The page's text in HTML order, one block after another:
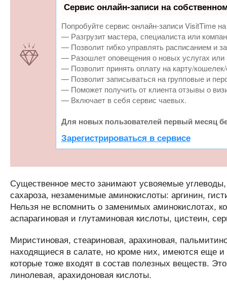
Сервис онлайн-записи на
Попробуйте сервис онлайн-записи VisitTime
— Разгрузит мастера, специалиста или
— Позволит гибко управлять расписанием и
— Разошлет оповещения о новых услугах или
— Позволит принять оплату на карту/кошелек/
— Позволит записываться на групповые и
— Поможет получить от клиента отзывы о
— Включает в себя сервис чаевых.
Для новых пользователей первый месяц
Зарегистрироваться в сервисе
Существенное место занимают усвояемые
сахароза, незаменимые аминокислоты: аргинин,
Нельзя не вспомнить о заменимых аминокислотах,
аспарагиновая и глутаминовая кислоты, цистеин,
Миристиновая, стеариновая, арахиновая,
находящиеся в салате, но кроме них, имеются еще
которые тоже входят в состав полезных веществ.
линолевая, арахидоновая кислоты.